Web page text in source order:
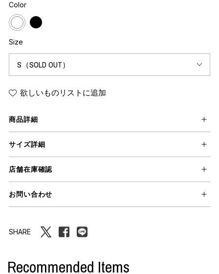
Color
Size
欲しいものリストに追加
商品詳細
サイズ詳細
店舗在庫確認
お問い合わせ
SHARE
Recommended Items